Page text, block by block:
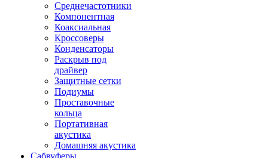
Среднечастотники
Компонентная
Коаксиальная
Кроссоверы
Конденсаторы
Раскрыв под
драйвер
Защитные сетки
Подиумы
Проставочные
кольца
Портативная
акустика
Домашняя акустика
Сабвуферы